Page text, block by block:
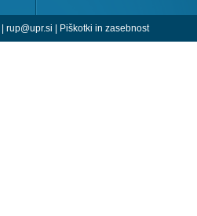
rup@upr.si | Piškotki in zasebnost